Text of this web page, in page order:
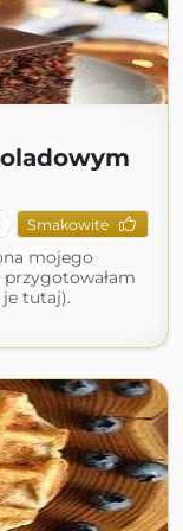
Smakowite
mojego
je tutaj).